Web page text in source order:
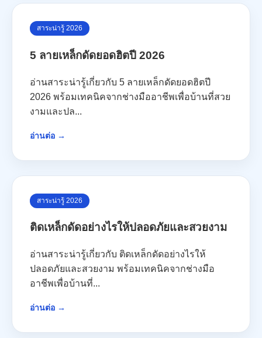
สาระน่ารู้ 2026
5 ลายเหล็กดัดยอดฮิตปี 2026
อ่านสาระน่ารู้เกี่ยวกับ 5 ลายเหล็กดัดยอดฮิตปี
2026 พร้อมเทคนิคจากช่างมืออาชีพเพื่อบ้านที่สวย
งามและปล...
อ่านต่อ →
สาระน่ารู้ 2026
ติดเหล็กดัดอย่างไรให้ปลอดภัยและสวยงาม
อ่านสาระน่ารู้เกี่ยวกับ ติดเหล็กดัดอย่างไรให้
ปลอดภัยและสวยงาม พร้อมเทคนิคจากช่างมือ
อาชีพเพื่อบ้านที่...
อ่านต่อ →